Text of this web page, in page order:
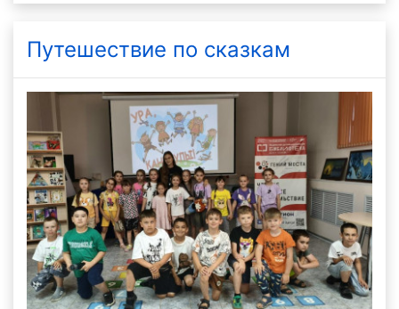
Путешествие по сказкам